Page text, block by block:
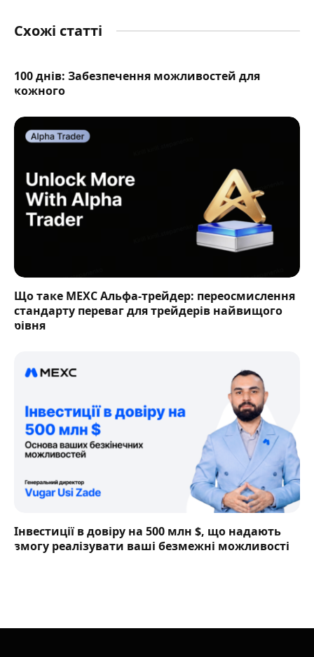
Схожі статті
100 днів: Забезпечення можливостей для
кожного
Що таке MEXC Альфа-трейдер: переосмислення
стандарту переваг для трейдерів найвищого
рівня
Інвестиції в довіру на 500 млн $, що надають
змогу реалізувати ваші безмежні можливості